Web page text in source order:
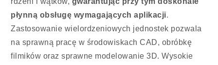
płynną obsługę wymagających aplikacji.
Zastosowanie wielordzeniowych jednostek pozwala
na sprawną pracę w środowiskach CAD, obróbkę
filmików oraz sprawne modelowanie 3D. Wysokie